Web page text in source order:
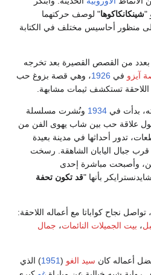
"شينكانكاكوها" لوصف حركتهما
على منظور أحاسيس مختلف في الكتابة
بعدد من القصص القصيرة بعد تخرجه
آيزو في 1926، وهي قصة بزوغ حب
تستكشف ثيمات مشابهة.
بدأت في 1934 ونُشرت مسلسلة
علاقة حب بين شاب يهوى الفن من
تدور أحداثها في مدينة بعيدة
قرب جبال اليابان الشاهقة. رسخت
وأصبحت مباشرة إحدى
بأنها "قد تكون تحفة
تواصل نجاح كواباتا مع أعماله اللاحقة:
، بيت الجميلات النائمات، جمال
أعماله كان سيد الغو (
1951) الذي